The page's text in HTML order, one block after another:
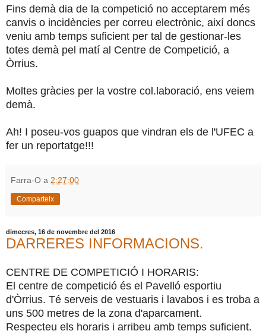
Fins demà dia de la competició no acceptarem més
canvis o incidències per correu electrònic, així doncs
veniu amb temps suficient per tal de gestionar-les
totes demà pel matí al Centre de Competició, a
Òrrius.
Moltes gràcies per la vostre col.laboració, ens veiem
demà.
Ah! I poseu-vos guapos que vindran els de l'UFEC a
fer un reportatge!!!
Farra-O a 2:27:00
Comparteix
dimecres, 16 de novembre del 2016
DARRERES INFORMACIONS.
CENTRE DE COMPETICIÓ I HORARIS:
El centre de competició és el Pavelló esportiu
d'Òrrius. Té serveis de vestuaris i lavabos i es troba a
uns 500 metres de la zona d'aparcament.
Respecteu els horaris i arribeu amb temps suficient.